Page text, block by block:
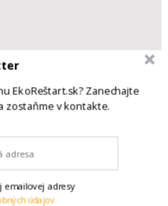
pridala slovenská
určeného na
kŕčoch či
že skutočná udržateľnosť
EkoReštart.sk? Zanechajte
zostaňme v kontakte.
emailovej adresy
údajov